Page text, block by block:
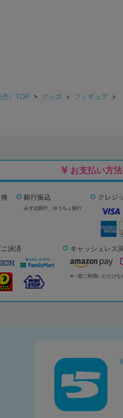
）TOP > グッズ > フィギュア >
お支払い方法
銀行振込
みずほ銀行、 ゆうちょ銀行
クレジ
決済 キャッシュレス
※一部ご利用いただけな